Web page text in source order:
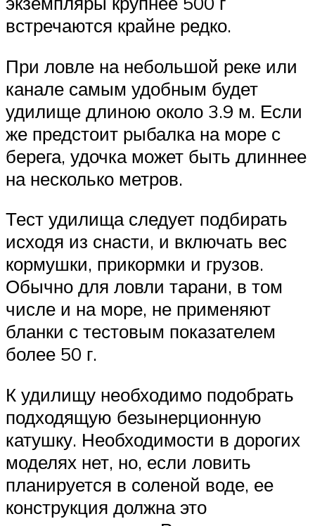
встречаются крайне редко.
При ловле на небольшой реке или
канале самым удобным будет
удилище длиною около 3.9 м. Если
же предстоит рыбалка на море с
берега, удочка может быть длиннее
на несколько метров.
Тест удилища следует подбирать
исходя из снасти, и включать вес
кормушки, прикормки и грузов.
Обычно для ловли тарани, в том
числе и на море, не применяют
бланки с тестовым показателем
более 50 г.
К удилищу необходимо подобрать
подходящую безынерционную
катушку. Необходимости в дорогих
моделях нет, но, если ловить
планируется в соленой воде, ее
конструкция должна это